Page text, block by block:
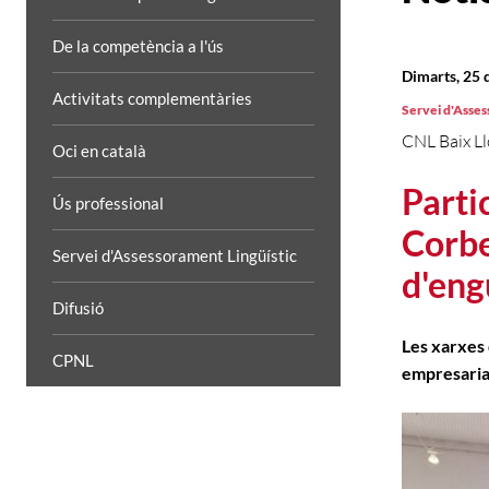
De la competència a l'ús
Activitats complementàries
Oci en català
Ús professional
Servei d'Assessorament Lingüístic
Difusió
CPNL
CNL Baix
Dimarts, 25
Servei
Les